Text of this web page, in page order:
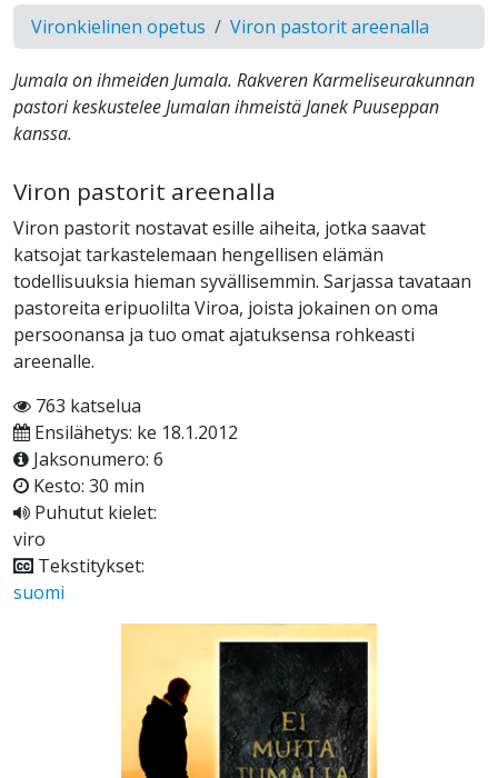
Vironkielinen opetus Viron pastorit areenalla
Jumala on ihmeiden Jumala. Rakveren Karmeliseurakunnan
pastori keskustelee Jumalan ihmeistä Janek Puuseppan
kanssa.
Viron pastorit areenalla
Viron pastorit nostavat esille aiheita, jotka saavat
katsojat tarkastelemaan hengellisen elämän
todellisuuksia hieman syvällisemmin. Sarjassa tavataan
pastoreita eripuolilta Viroa, joista jokainen on oma
persoonansa ja tuo omat ajatuksensa rohkeasti
areenalle.
763 katselua
Ensilähetys: ke 18.1.2012
Jaksonumero: 6
Kesto: 30 min
Puhutut kielet:
viro
Tekstitykset:
suomi